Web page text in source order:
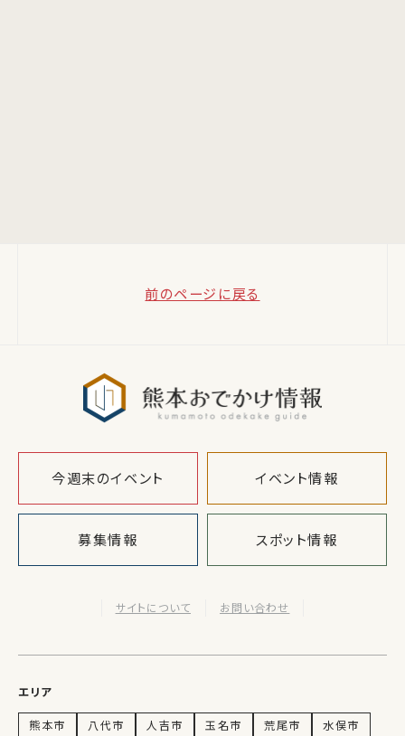
前のページに戻る
今週末のイベント イベント情報
募集情報 スポット情報
サイトについて お問い合わせ
エリア
熊本市 八代市 人吉市 玉名市 荒尾市
水俣市